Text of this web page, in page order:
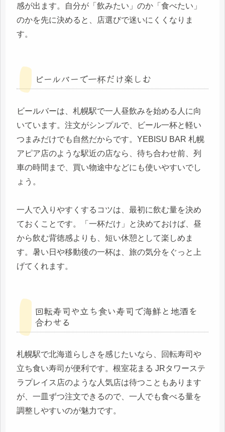
感が出ます。自分が「飲みたい」のか「食べたい」
のかを先に決めると、店選びで迷いにくくなりま
す。
ビールバーで一杯だけ楽しむ
ビールバーは、札幌駅で一人昼飲みを始める人に向
いています。注文がシンプルで、ビール一杯と軽い
つまみだけでも自然だからです。YEBISU BAR 札幌
アピア店のような駅近の店なら、待ち合わせ前、列
車の時間まで、買い物途中などにも使いやすいでし
ょう。
一人で入りやすくするコツは、最初に飲む量を決め
ておくことです。「一杯だけ」と決めておけば、昼
から飲む背徳感よりも、短い休憩として楽しめま
す。暑い日や移動後の一杯は、旅の気分をぐっと上
げてくれます。
回転寿司や立ち食い寿司で海鮮と地酒を
合わせる
札幌駅で北海道らしさを感じたいなら、回転寿司や
立ち食い寿司が便利です。根室花まる JRタワーステ
ラプレイス店のような人気店は待つこともあります
が、一皿ずつ注文できるので、一人でも食べる量を
調整しやすいのが魅力です。